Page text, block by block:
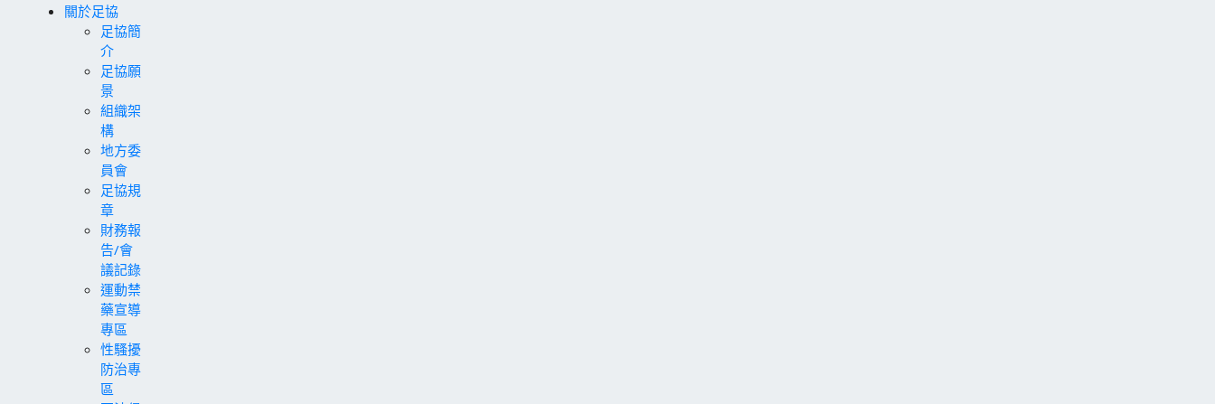
關於足協
足協簡
介
足協願
景
組織架
構
地方委
員會
足協規
章
財務報
告/會
議記錄
運動禁
藥宣導
專區
性騷擾
防治專
區